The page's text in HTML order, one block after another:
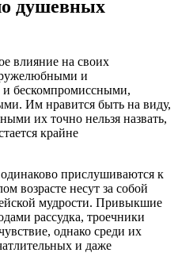
душевных
влияние на своих
и
бескомпромиссными,
Им нравится быть на виду,
их точно нельзя назвать,
крайне
прислушиваются к
возрасте несут за собой
мудрости. Привыкшие
рассудка, троечники
однако среди их
и даже